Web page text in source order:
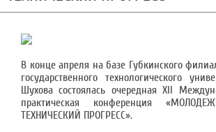
В конце апреля на базе Губкинского
государственного технологического
Шухова состоялась очередная XII
практическая конференция
ТЕХНИЧЕСКИЙ ПРОГРЕСС».